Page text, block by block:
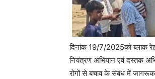
दिनांक 19/7/2025को ब्लाक
नियंत्रण अभियान एवं दस्तक
रोगों से बचाव के संबंध में जागरूक